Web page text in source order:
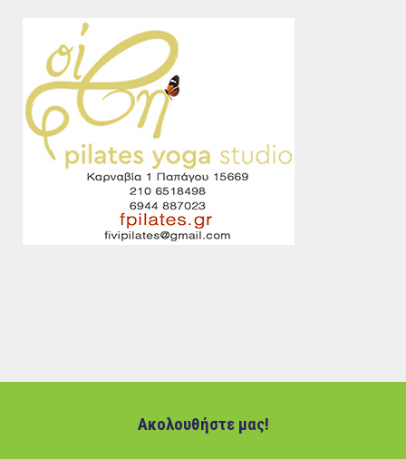
Ακολουθήστε μας!